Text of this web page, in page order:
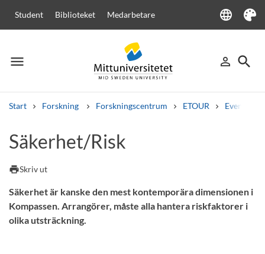
Student Biblioteket Medarbetare language
Language
Tema
menu
Meny person_outline
Logga in
search
Sök
Start Forskning Forskningscentrum ETOUR Event
Andra söktjänster
Kurser och program
Säkerhet/Risk
printSkriv ut
Säkerhet är kanske den mest kontemporära dimensionen i
Kompassen. Arrangörer, måste alla hantera riskfaktorer i
olika utsträckning.